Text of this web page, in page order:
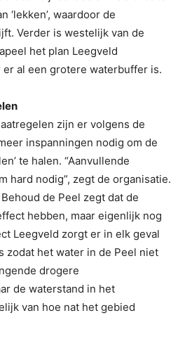
‘lekken’, waardoor de
Verder is westelijk van de
het plan Leegveld
al een grotere waterbuffer is.
zijn er volgens de
inspanningen nodig om de
te halen. “Aanvullende
hard nodig”, zegt de organisatie.
de Peel zegt dat de
hebben, maar eigenlijk nog
Leegveld zorgt er in elk geval
zodat het water in de Peel niet
drogere
de waterstand in het
van hoe nat het gebied